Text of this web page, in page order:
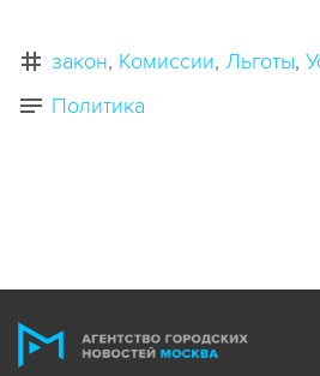
закон Комиссии Льготы
Политика